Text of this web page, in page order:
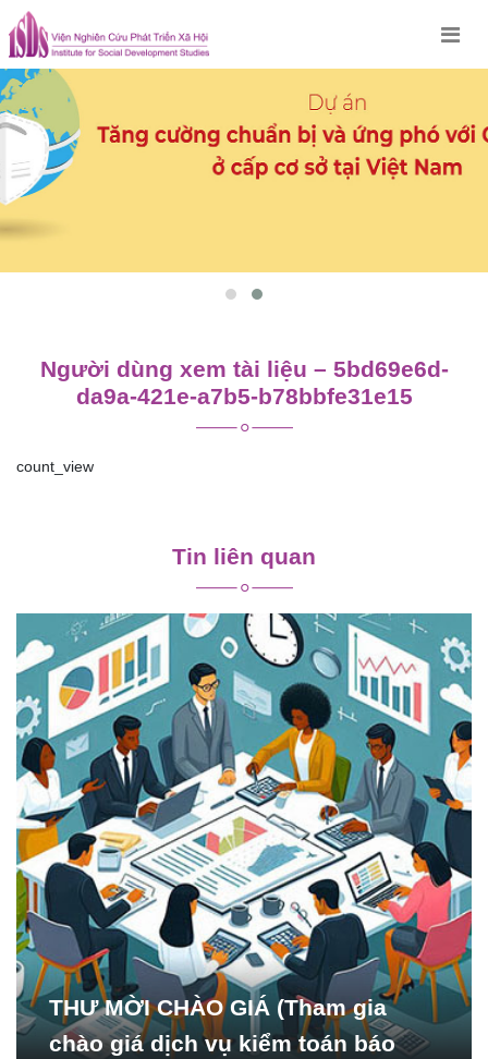
Skip
to
content
Người dùng xem tài liệu – 5bd69e6d-
da9a-421e-a7b5-b78bbfe31e15
count_view
viết
Tin liên quan
THƯ MỜI CHÀO GIÁ (Tham gia
chào giá dịch vụ kiểm toán báo